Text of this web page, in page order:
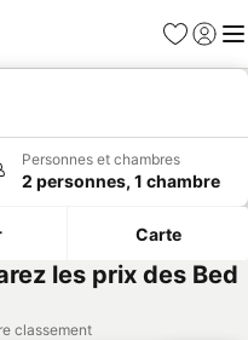
Favoris
Se
Personnes et chambres
2 personnes, 1 chambre
Carte
les prix des Bed
classement